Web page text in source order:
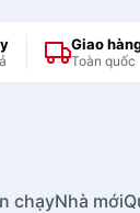
Giao
Toàn quốc
chạyNhà mới